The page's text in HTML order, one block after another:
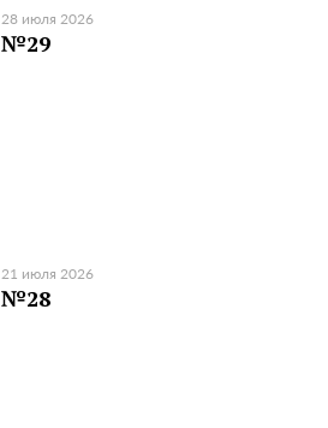
28 июля 2026
№29
21 июля 2026
№28